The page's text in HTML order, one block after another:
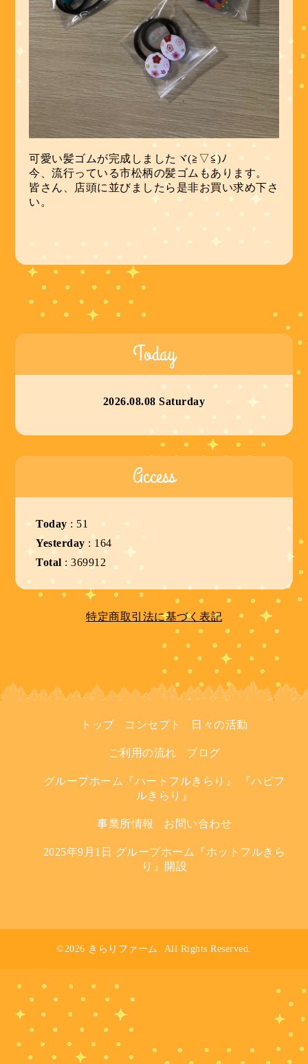
可愛い髪ゴムが完成しましたヾ(≧▽≦)ﾉ
今、流行っている市松柄の髪ゴムもあります。
皆さん、店頭に並びましたら是非お買い求め下さ
い。
Today
2026.08.08 Saturday
Access
Today : 51
Yesterday : 164
Total :369912
特定商取引法に基づく表記
トップ コンセプト 日々の活動
ご利用の流れ ブログ
グループホーム『ハートフルきらり』 『ハピフ
ルきらり』
事業所情報 お問い合わせ
2025年9月1日 グループホーム『ホットフルきら
り』開設
©2026 きらりファーム . All Rights Reserved.